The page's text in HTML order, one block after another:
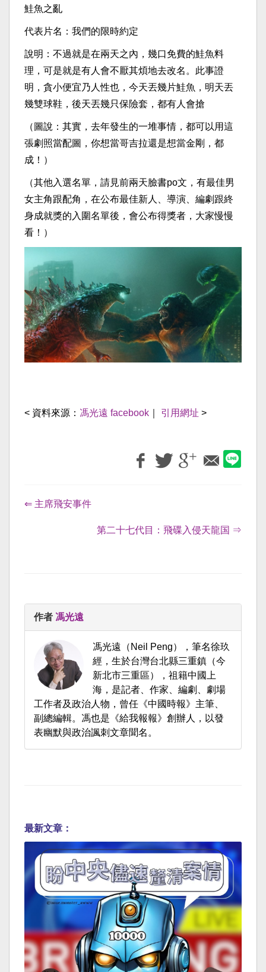
鮭魚之亂
代表片名：我們的限時約定
說明：不過就是在兩天之內，幾口免費的鮭魚料
理，可是就是有人會不厭其煩地去改名。此事證
明，貪小便宜乃人性也，今天丟幾片鮭魚，明天丟
幾雙球鞋，後天丟幾只保險套，都有人會搶
（圖說：其實，去年發生的一堆事情，都可以用這
張劇照當配圖，你想當哥吉拉還是想當金剛，都
成！）
（其他入選名單，請見前兩天臉書po文，有最佳男
女主角跟配角，在公布最佳新人、導演、編劇跟終
身成就獎的入圍名單後，會公布得獎者，大家慢慢
看！）
< 資料來源： 馮光遠 facebook 引用網址 >
⇐ 主席飛安事件
第二十七代目：飛碟入侵天龍国 ⇒
作者 馮光遠
馮光遠（Neil Peng），筆名徐玖
經，生於台灣台北縣三重鎮（今
新北市三重區），祖籍中國上
海，是記者、作家、編劇、劇場
工作者及政治人物，曾任《中國時報》主筆、
副總編輯。馮也是《給我報報》創辦人，以發
表幽默與政治諷刺文章聞名。
最新文章：